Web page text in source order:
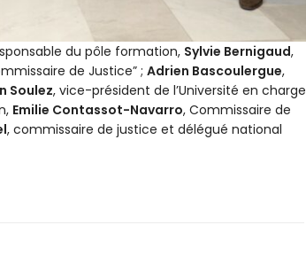
du pôle formation, Sylvie Bernigaud,
de Justice” ;Adrien Bascoulergue,
Soulez, vice-président de l’Université en charge
Emilie Contassot-Navarro, Commissaire de
, commissaire de justice et délégué national